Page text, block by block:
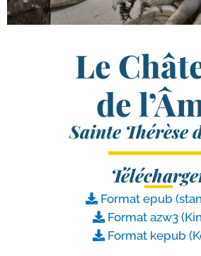
Le
de
Sainte Thérèse
Format epub
Format azw3
Format kepub